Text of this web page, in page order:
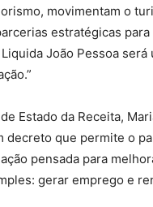
movimentam o
estratégicas
João Pessoa
Estado da Receita,
decreto que permite o
pensada para
gerar emprego e